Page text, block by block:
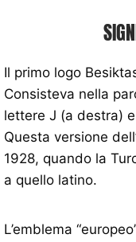
Il primo logo
Consisteva nella
lettere J (a destra)
Questa versione
1928, quando la
a quello latino.
L’emblema